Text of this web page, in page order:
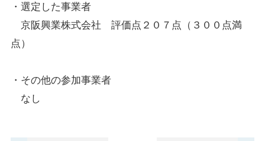
・選定した事業者
京阪興業株式会社 評価点２０７点（３００点満
点）
・その他の参加事業者
なし